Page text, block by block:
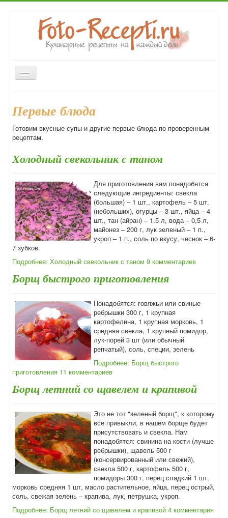
Включить/
выключить
Десерты
Выпечка
Форум
Первые блюда
Готовим вкусные супы и другие первые блюда по проверенным
рецептам.
Холодный свекольник с таном
Для приготовления вам понадобятся
следующие ингредиенты: свекла
(большая) – 1 шт., картофель – 5 шт.
(небольших), огурцы – 3 шт., яйца – 4
шт., тан (айран) – 1.5 л, вода – 0,5 л,
майонез – 200 г, лук зеленый – 1 п.,
укроп – 1 п., соль по вкусу, чеснок – 6-
7 зубков.
Подробнее: Холодный свекольник с таном 9 комментариев
Борщ быстрого приготовления
Понадобятся: говяжьи или свиные
ребрышки 300 г, 1 крупная
картофелина, 1 крупная морковь, 1
средняя свекла, 1 крупный помидор,
лук-порей 3 шт (или обычный
репчатый), соль, специи, зелень
Подробнее: Борщ быстрого
приготовления 11 комментариев
Борщ летний со щавелем и крапивой
Это не тот "зеленый борщ", к которому
все привыкли, в нашем борще будет
присутствовать и свекла. Нам
понадобятся: свинина на кости (лучше
ребрышки), щавель 500 г
(консервированный или свежий),
свекла 500 г, картофель 500 г,
помидоры 300 г, перец сладкий 1 шт,
морковь средняя 1 шт, масло растительное, яйца, перец острый,
соль, свежая зелень – крапива, лук, петрушка, укроп.
Подробнее: Борщ летний со щавелем и крапивой 4 комментария